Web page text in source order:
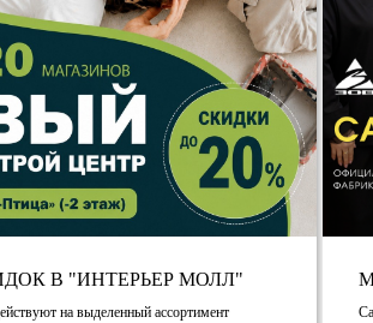
В "ИНТЕРЬЕР МОЛЛ"
на выделенный ассортимент